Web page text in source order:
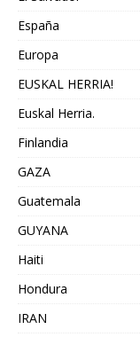
España
Europa
EUSKAL HERRIA!
Euskal Herria.
Finlandia
GAZA
Guatemala
GUYANA
Haiti
Hondura
IRAN